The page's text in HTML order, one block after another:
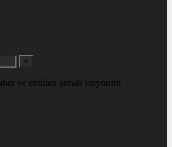
+
ve ebülten almak istiyorum